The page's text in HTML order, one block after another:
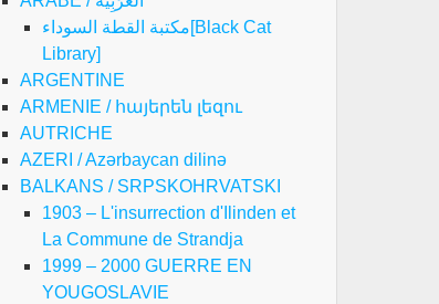
مكتبة القطة السوداء[Black Cat
Library]
ARGENTINE
ARMENIE / հայերեն լեզու
AUTRICHE
AZERI / Azərbaycan dilinə
BALKANS / SRPSKOHRVATSKI
1903 – L'insurrection d'Ilinden et
La Commune de Strandja
1999 – 2000 GUERRE EN
YOUGOSLAVIE